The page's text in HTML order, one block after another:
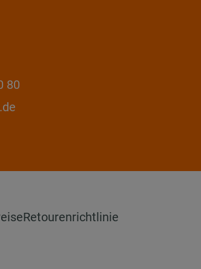
80
Retourenrichtlinie